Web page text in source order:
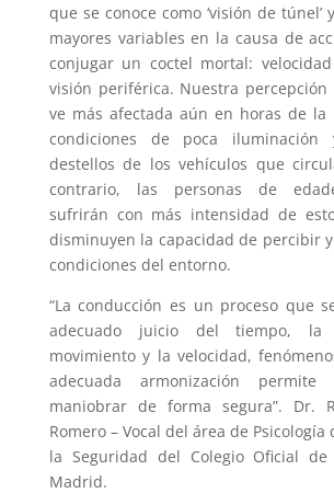
que se conoce como ‘visión de túnel’
mayores variables en la causa de
conjugar un coctel mortal:
visión periférica. Nuestra percepción
ve más afectada aún en horas de la
condiciones de poca
destellos de los vehículos que
contrario, las personas de
sufrirán con más intensidad de
disminuyen la capacidad de percibir
condiciones del entorno.
“La conducción es un proceso que
adecuado juicio del tiempo, la
movimiento y la velocidad,
adecuada armonización
maniobrar de forma segura”. Dr.
Romero – Vocal del área de Psicología
la Seguridad del Colegio Oficial de
Madrid.